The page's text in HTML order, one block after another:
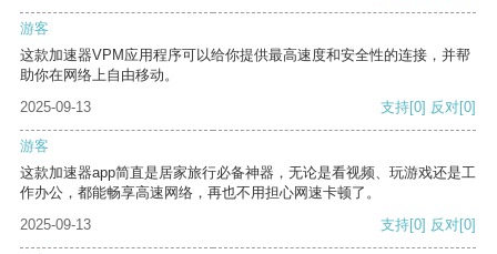
游客
这款加速器VPM应用程序可以给你提供最高速度和安全性的连接，并帮
助你在网络上自由移动。
2025-09-13
支持[0] 反对[0]
游客
这款加速器app简直是居家旅行必备神器，无论是看视频、玩游戏还是工
作办公，都能畅享高速网络，再也不用担心网速卡顿了。
2025-09-13
支持[0] 反对[0]